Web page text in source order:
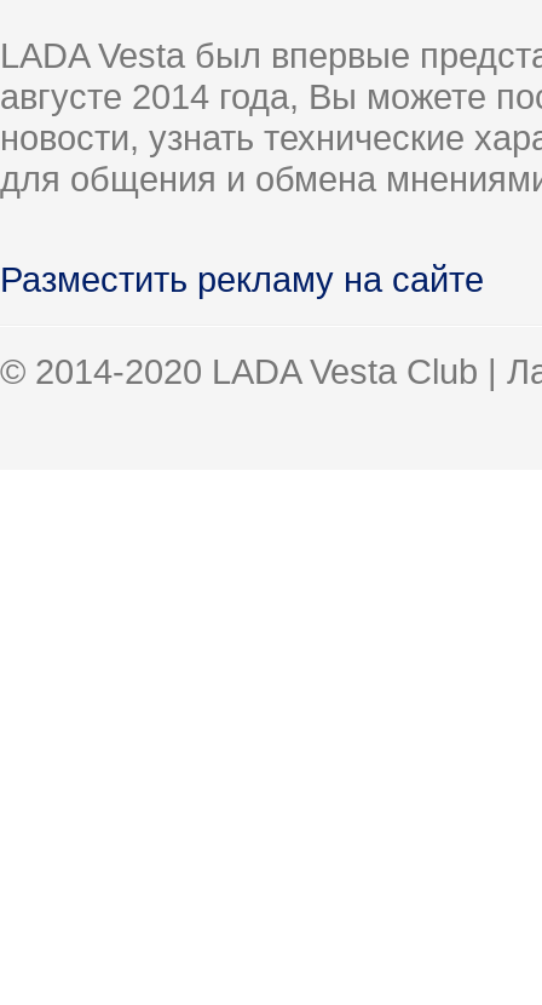
LADA Vesta был впервые
августе 2014 года, Вы можете
новости, узнать технические
для общения и обмена
Разместить рекламу на сайте
© 2014-2020 LADA Vesta Club |